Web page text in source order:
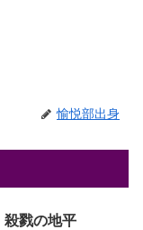
愉悦部出身
殺戮の地平